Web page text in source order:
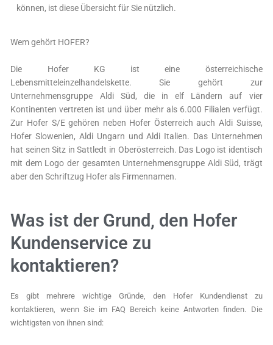
können, ist diese Übersicht für Sie nützlich.
Wem gehört HOFER?
Die Hofer KG ist eine österreichische
Lebensmitteleinzelhandelskette. Sie gehört zur
Unternehmensgruppe Aldi Süd, die in elf Ländern auf vier
Kontinenten vertreten ist und über mehr als 6.000 Filialen verfügt.
Zur Hofer S/E gehören neben Hofer Österreich auch Aldi Suisse,
Hofer Slowenien, Aldi Ungarn und Aldi Italien. Das Unternehmen
hat seinen Sitz in Sattledt in Oberösterreich. Das Logo ist identisch
mit dem Logo der gesamten Unternehmensgruppe Aldi Süd, trägt
aber den Schriftzug Hofer als Firmennamen.
Was ist der Grund, den Hofer
Kundenservice zu
kontaktieren?
Es gibt mehrere wichtige Gründe, den Hofer Kundendienst zu
kontaktieren, wenn Sie im FAQ Bereich keine Antworten finden. Die
wichtigsten von ihnen sind: